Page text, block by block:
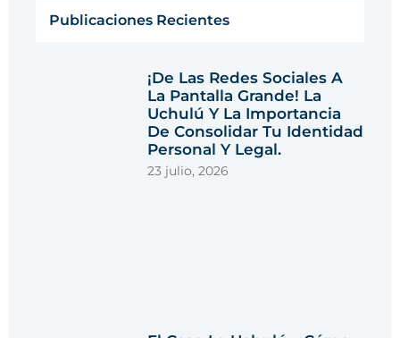
Publicaciones Recientes
¡De Las Redes Sociales A
La Pantalla Grande! La
Uchulú Y La Importancia
De Consolidar Tu Identidad
Personal Y Legal.
23 julio, 2026